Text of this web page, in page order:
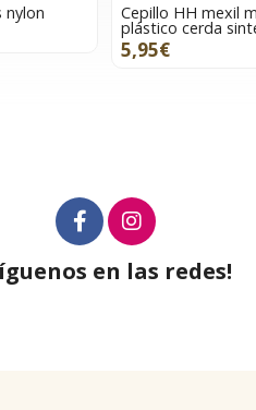
nylon Cepillo HH mexil
plástico cerda
5,95€
en las redes!